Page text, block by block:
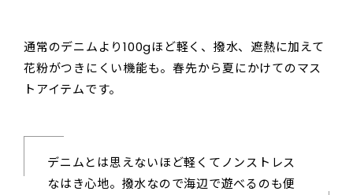
通常のデニムより100gほど軽く、撥水、遮熱に加えて
花粉がつきにくい機能も。春先から夏にかけてのマス
トアイテムです。
デニムとは思えないほど軽くてノンストレス
なはき心地。撥水なので海辺で遊べるのも便